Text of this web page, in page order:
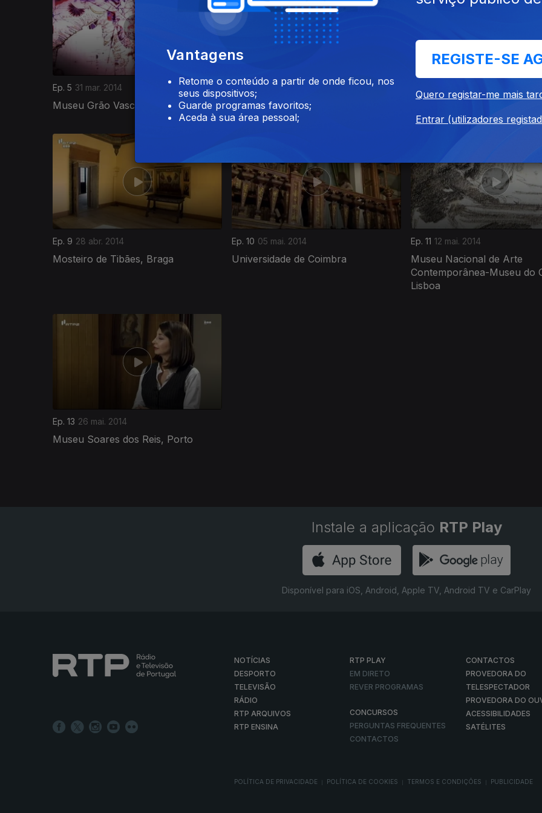
Ep. 5 31 mar. 2014
Museu Grão Vasco, Viseu
Ep. 6 07 abr. 2014
Museu de Lamego
Ep. 9 28 abr. 2014
Mosteiro de Tibães, Braga
Ep. 10 05 mai. 2014
Universidade de Coimbra
Ep. 11 12 mai. 2014
Museu Nacional de Arte
Contemporânea-Museu do
Lisboa
154619
Ep. 13 26 mai. 2014
Museu Soares dos Reis, Porto
155393
Instale a aplicação RTP Play
Disponível para iOS, Android, Apple TV, Android TV e CarPlay
NOTÍCIAS
DESPORTO
TELEVISÃO
RÁDIO
RTP ARQUIVOS
RTP ENSINA
RTP PLAY
EM DIRETO
REVER PROGRAMAS
CONCURSOS
PERGUNTAS FREQUENTES
CONTACTOS
CONTACTOS
PROVEDORA DO
TELESPECTADOR
PROVEDORA DO
ACESSIBILIDADES
SATÉLITES
POLÍTICA DE PRIVACIDADE POLÍTICA DE COOKIES TERMOS E CONDIÇÕES PUBLICIDADE
Vantagens
Retome o conteúdo a partir de onde ficou, nos
seus dispositivos;
Guarde programas favoritos;
Aceda à sua área pessoal;
REGISTE-SE
Quero registar-me mais
Entrar (utilizadores